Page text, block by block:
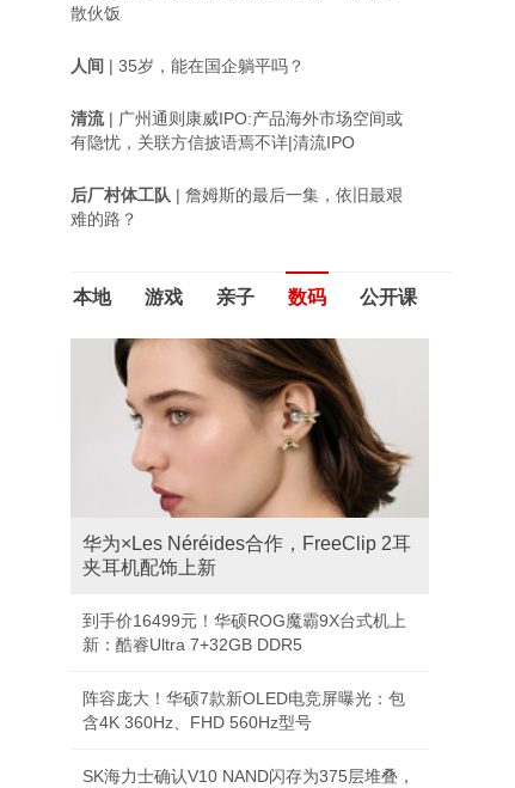
散伙饭
人间 | 35岁，能在国企躺平吗？
清流| 广州通则康威IPO:产品海外市场空间或
有隐忧，关联方信披语焉不详|清流IPO
后厂村体工队 | 詹姆斯的最后一集，依旧最艰
难的路？
本地 游戏 亲子 数码 公开课
李玫瑾：为什么性格比能力更重要？
白岩松谈人口老龄化：社会要降低老年人门槛
为什么人类有不同的肤色？
魏晋时期谁能与诸葛亮齐名？
李彦宏：百度离破产30天